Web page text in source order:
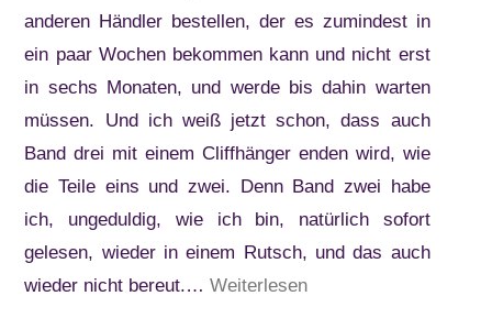
anderen Händler bestellen, der es zumindest in
ein paar Wochen bekommen kann und nicht erst
in sechs Monaten, und werde bis dahin warten
müssen. Und ich weiß jetzt schon, dass auch
Band drei mit einem Cliffhänger enden wird, wie
die Teile eins und zwei. Denn Band zwei habe
ich, ungeduldig, wie ich bin, natürlich sofort
gelesen, wieder in einem Rutsch, und das auch
wieder nicht bereut.…Weiterlesen“Kiersten